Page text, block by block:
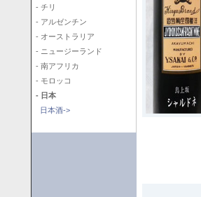
- チリ
- アルゼンチン
- オーストラリア
- ニュージーランド
- 南アフリカ
- モロッコ
- 日本
日本酒->